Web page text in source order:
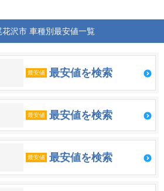
花沢市 車種別最安値一覧
最安値 最安値を検索
最安値 最安値を検索
最安値 最安値を検索